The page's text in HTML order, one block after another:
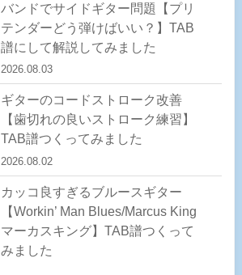
バンドでサイドギター問題【プリ
テンダーどう弾けばいい？】TAB
譜にして解説してみました
2026.08.03
ギターのコードストローク改善
【歯切れの良いストローク練習】
TAB譜つくってみました
2026.08.02
カッコ良すぎるブルースギター
【Workin’ Man Blues/Marcus King
マーカスキング】TAB譜つくって
みました